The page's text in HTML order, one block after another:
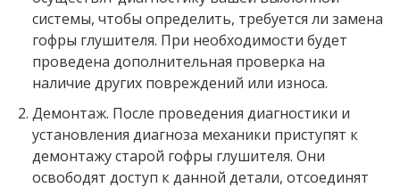
системы, чтобы определить, требуется ли замена
гофры глушителя. При необходимости будет
проведена дополнительная проверка на
наличие других повреждений или износа.
Демонтаж. После проведения диагностики и
установления диагноза механики приступят к
демонтажу старой гофры глушителя. Они
освободят доступ к данной детали, отсоединят